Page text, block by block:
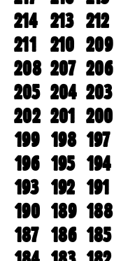
214 213 212
211 210 209
208 207 206
205 204 203
202 201 200
199 198 197
196 195 194
193 192 191
190 189 188
187 186 185